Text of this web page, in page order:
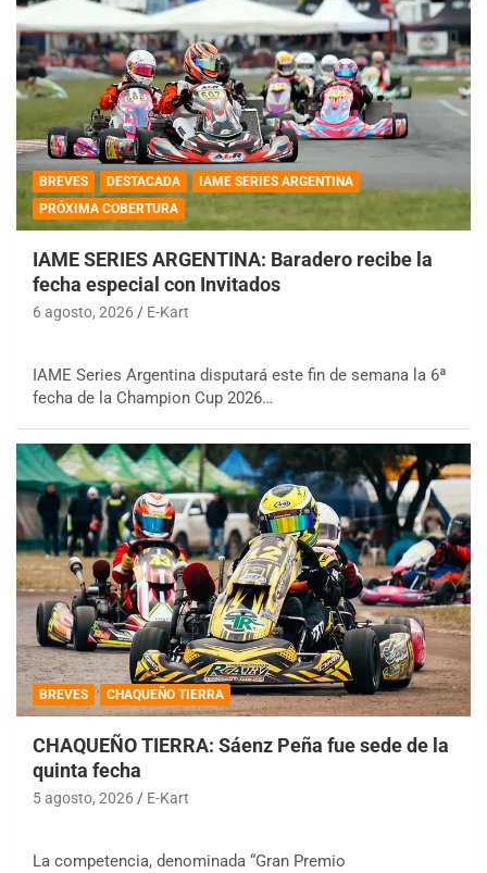
BREVES DESTACADA
IAME SERIES ARGENTINA
PRÓXIMA COBERTURA
IAME SERIES ARGENTINA: Baradero recibe la
fecha especial con Invitados
6 agosto, 2026 E-Kart
IAME Series Argentina disputará este fin de semana la 6ª
fecha de la Champion Cup 2026…
BREVES CHAQUEÑO TIERRA
CHAQUEÑO TIERRA: Sáenz Peña fue sede de la
quinta fecha
5 agosto, 2026 E-Kart
La competencia, denominada “Gran Premio